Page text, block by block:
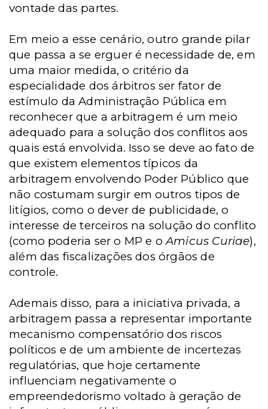
vontade das partes.
Em meio a esse cenário, outro grande pilar
que passa a se erguer é necessidade de, em
uma maior medida, o critério da
especialidade dos árbitros ser fator de
estímulo da Administração Pública em
reconhecer que a arbitragem é um meio
adequado para a solução dos conflitos aos
quais está envolvida. Isso se deve ao fato de
que existem elementos típicos da
arbitragem envolvendo Poder Público que
não costumam surgir em outros tipos de
litígios, como o dever de publicidade, o
interesse de terceiros na solução do conflito
(como poderia ser o MP e oAmicus Curiae),
além das fiscalizações dos órgãos de
controle.
Ademais disso, para a iniciativa privada, a
arbitragem passa a representar importante
mecanismo compensatório dos riscos
políticos e de um ambiente de incertezas
regulatórias, que hoje certamente
influenciam negativamente o
empreendedorismo voltado à geração de